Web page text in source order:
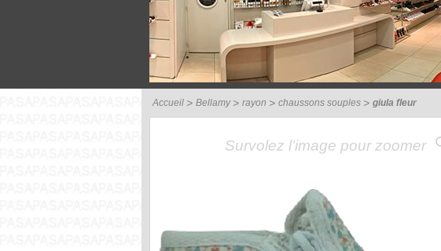
Accueil Bellamy rayon chaussons souples giula fleur
Survolez l’image pour zoomer